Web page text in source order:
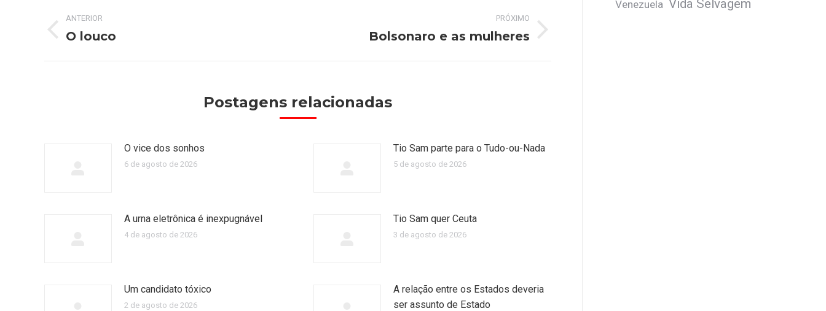
Navegação
de
ANTERIOR
Post
O louco
PRÓXIMO
Bolsonaro e as mulheres
Postagens relacionadas
O vice dos sonhos
6 de agosto de 2026
Tio Sam parte para o Tudo-ou-Nada
5 de agosto de 2026
A urna eletrônica é inexpugnável
4 de agosto de 2026
Tio Sam quer Ceuta
3 de agosto de 2026
Um candidato tóxico
2 de agosto de 2026
A relação entre os Estados deveria
ser assunto de Estado
Venezuela Vida Selvagem